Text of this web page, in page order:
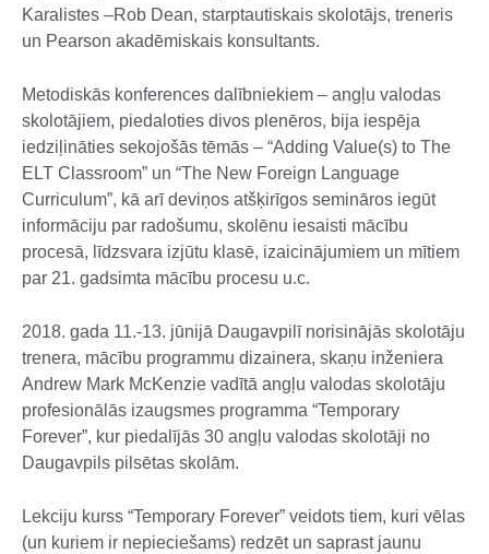
Karalistes –Rob Dean, starptautiskais skolotājs, treneris
un Pearson akadēmiskais konsultants.
Metodiskās konferences dalībniekiem – angļu valodas
skolotājiem, piedaloties divos plenēros, bija iespēja
iedziļināties sekojošās tēmās – “Adding Value(s) to The
ELT Classroom” un “The New Foreign Language
Curriculum”, kā arī deviņos atšķirīgos semināros iegūt
informāciju par radošumu, skolēnu iesaisti mācību
procesā, līdzsvara izjūtu klasē, izaicinājumiem un mītiem
par 21. gadsimta mācību procesu u.c.
2018. gada 11.-13. jūnijā Daugavpilī norisinājās skolotāju
trenera, mācību programmu dizainera, skaņu inženiera
Andrew Mark McKenzie vadītā angļu valodas skolotāju
profesionālās izaugsmes programma “Temporary
Forever”, kur piedalījās 30 angļu valodas skolotāji no
Daugavpils pilsētas skolām.
Lekciju kurss “Temporary Forever” veidots tiem, kuri vēlas
(un kuriem ir nepieciešams) redzēt un saprast jaunu